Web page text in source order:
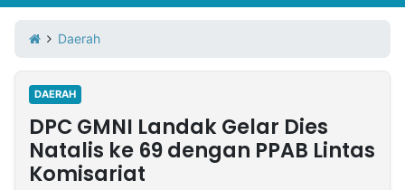
Iklan
Berita
Kami
Nasional
International
Olahraga
Entertainment
Daerah
Pariwisata
Kuliner
Kolom
Daerah
DAERAH
DPC GMNI Landak Gelar Dies
Natalis ke 69 dengan PPAB Lintas
Komisariat